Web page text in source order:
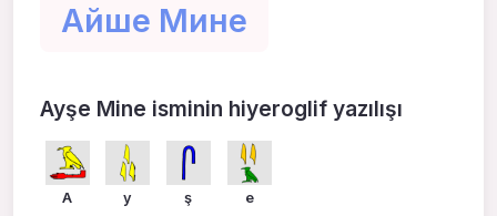
Айше Мине
Ayşe Mine isminin hiyeroglif yazılışı
A y ş e